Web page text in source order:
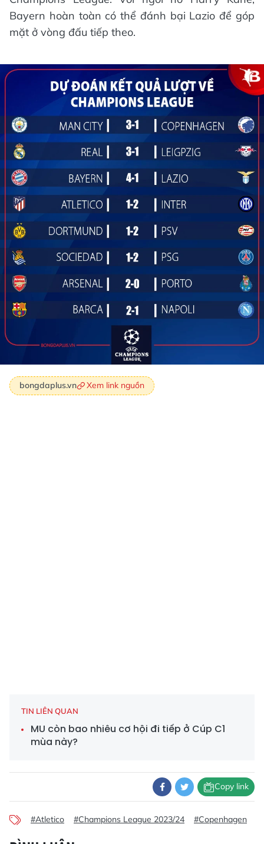
Bayern hoàn toàn có thể đánh bại Lazio để góp
mặt ở vòng đấu tiếp theo.
bongdaplus.vn Xem link nguồn
TIN LIÊN QUAN
MU còn bao nhiêu cơ hội đi tiếp ở Cúp C1
mùa này?
Copy link
#Atletico #Champions League 2023/24 #Copenhagen